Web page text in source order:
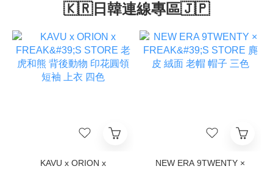
🇰🇷日韓連線專區🇯🇵
KAVU x ORION x
NEW ERA 9TWENTY ×